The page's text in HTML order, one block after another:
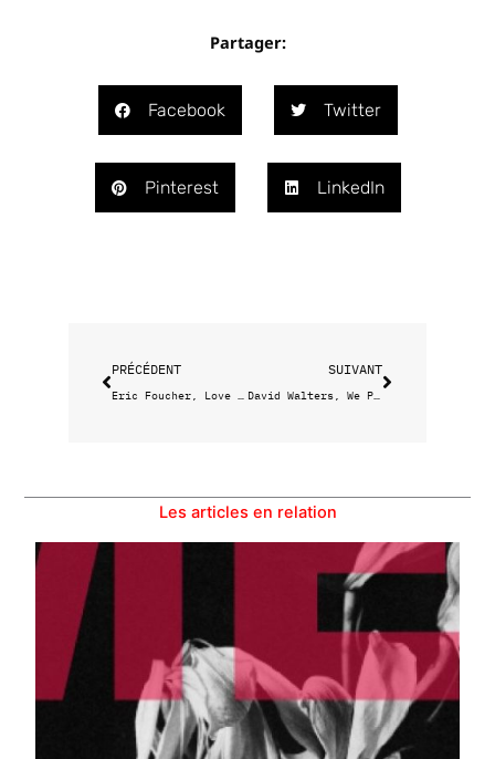
Partager:
Facebook Twitter
Pinterest LinkedIn
PRÉCÉDENT
Eric Foucher, Love etc.
SUIVANT
David Walters, We Play
Les articles en relation